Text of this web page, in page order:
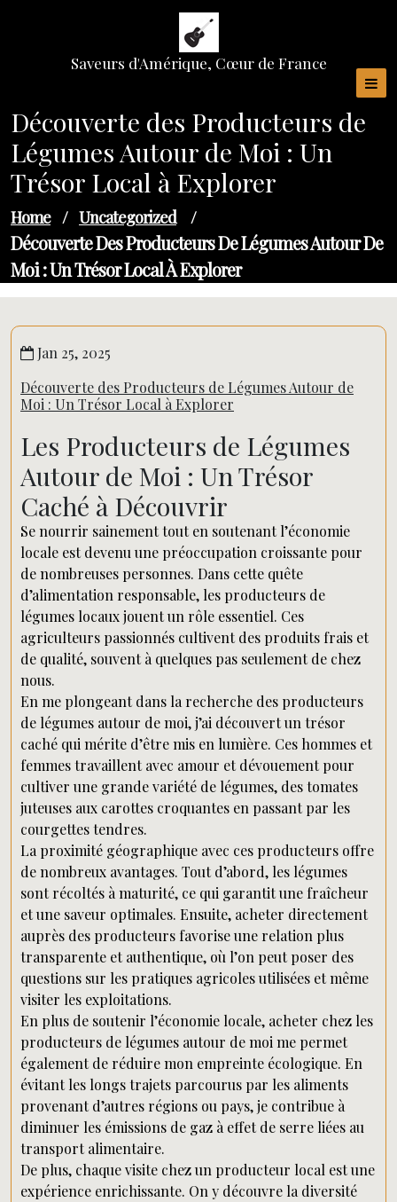
Saveurs d'Amérique, Cœur de France
Découverte des Producteurs de
Légumes Autour de Moi : Un
Trésor Local à Explorer
Home / Uncategorized /
Découverte Des Producteurs De Légumes Autour De
Moi : Un Trésor Local À Explorer
Jan 25, 2025
Découverte des Producteurs de Légumes Autour de
Moi : Un Trésor Local à Explorer
Les Producteurs de Légumes
Autour de Moi : Un Trésor
Caché à Découvrir
Se nourrir sainement tout en soutenant l’économie
locale est devenu une préoccupation croissante pour
de nombreuses personnes. Dans cette quête
d’alimentation responsable, les producteurs de
légumes locaux jouent un rôle essentiel. Ces
agriculteurs passionnés cultivent des produits frais et
de qualité, souvent à quelques pas seulement de chez
nous.
En me plongeant dans la recherche des producteurs
de légumes autour de moi, j’ai découvert un trésor
caché qui mérite d’être mis en lumière. Ces hommes et
femmes travaillent avec amour et dévouement pour
cultiver une grande variété de légumes, des tomates
juteuses aux carottes croquantes en passant par les
courgettes tendres.
La proximité géographique avec ces producteurs offre
de nombreux avantages. Tout d’abord, les légumes
sont récoltés à maturité, ce qui garantit une fraîcheur
et une saveur optimales. Ensuite, acheter directement
auprès des producteurs favorise une relation plus
transparente et authentique, où l’on peut poser des
questions sur les pratiques agricoles utilisées et même
visiter les exploitations.
En plus de soutenir l’économie locale, acheter chez les
producteurs de légumes autour de moi me permet
également de réduire mon empreinte écologique. En
évitant les longs trajets parcourus par les aliments
provenant d’autres régions ou pays, je contribue à
diminuer les émissions de gaz à effet de serre liées au
transport alimentaire.
De plus, chaque visite chez un producteur local est une
expérience enrichissante. On y découvre la diversité